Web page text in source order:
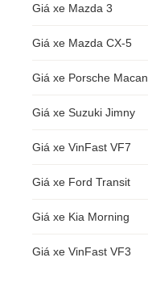
Giá xe Mazda 3
Giá xe Mazda CX-5
Giá xe Porsche Macan
Giá xe Suzuki Jimny
Giá xe VinFast VF7
Giá xe Ford Transit
Giá xe Kia Morning
Giá xe VinFast VF3